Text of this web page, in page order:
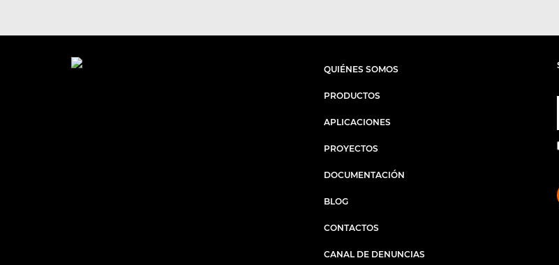
QUIÉNES SOMOS
PRODUCTOS
APLICACIONES
PROYECTOS
DOCUMENTACIÓN
BLOG
CONTACTOS
CANAL DE DENUNCIAS